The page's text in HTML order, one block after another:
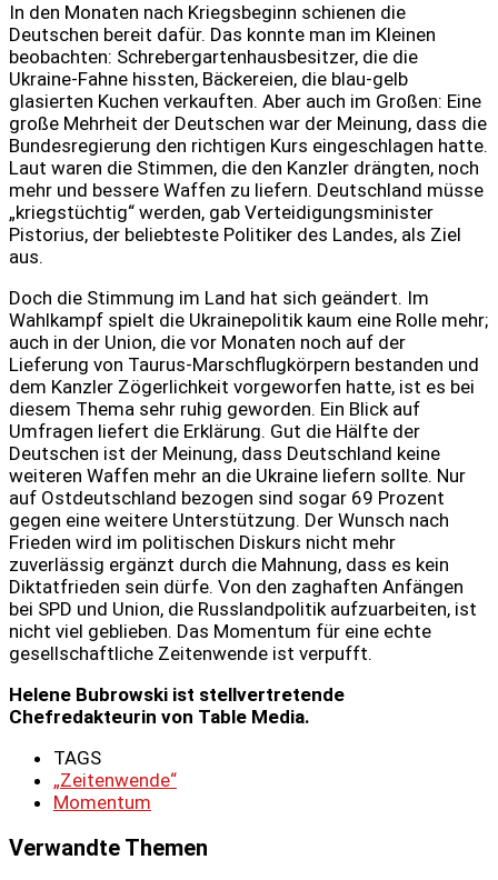
In den Monaten nach Kriegsbeginn schienen die
Deutschen bereit dafür. Das konnte man im Kleinen
beobachten: Schrebergartenhausbesitzer, die die
Ukraine-Fahne hissten, Bäckereien, die blau-gelb
glasierten Kuchen verkauften. Aber auch im Großen: Eine
große Mehrheit der Deutschen war der Meinung, dass die
Bundesregierung den richtigen Kurs eingeschlagen hatte.
Laut waren die Stimmen, die den Kanzler drängten, noch
mehr und bessere Waffen zu liefern. Deutschland müsse
„kriegstüchtig“ werden, gab Verteidigungsminister
Pistorius, der beliebteste Politiker des Landes, als Ziel
aus.
Doch die Stimmung im Land hat sich geändert. Im
Wahlkampf spielt die Ukrainepolitik kaum eine Rolle mehr;
auch in der Union, die vor Monaten noch auf der
Lieferung von Taurus-Marschflugkörpern bestanden und
dem Kanzler Zögerlichkeit vorgeworfen hatte, ist es bei
diesem Thema sehr ruhig geworden. Ein Blick auf
Umfragen liefert die Erklärung. Gut die Hälfte der
Deutschen ist der Meinung, dass Deutschland keine
weiteren Waffen mehr an die Ukraine liefern sollte. Nur
auf Ostdeutschland bezogen sind sogar 69 Prozent
gegen eine weitere Unterstützung. Der Wunsch nach
Frieden wird im politischen Diskurs nicht mehr
zuverlässig ergänzt durch die Mahnung, dass es kein
Diktatfrieden sein dürfe. Von den zaghaften Anfängen
bei SPD und Union, die Russlandpolitik aufzuarbeiten, ist
nicht viel geblieben. Das Momentum für eine echte
gesellschaftliche Zeitenwende ist verpufft.
Helene Bubrowski ist stellvertretende
Chefredakteurin von Table Media.
TAGS
„Zeitenwende“
Momentum
Verwandte Themen